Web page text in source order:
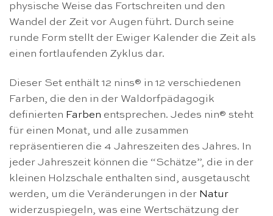
physische Weise das Fortschreiten und den
Wandel der Zeit vor Augen führt. Durch seine
runde Form stellt der Ewiger Kalender die Zeit als
einen fortlaufenden Zyklus dar.
Dieser Set enthält 12 nins® in 12 verschiedenen
Farben, die den in der Waldorfpädagogik
definierten Farben entsprechen. Jedes nin® steht
für einen Monat, und alle zusammen
repräsentieren die 4 Jahreszeiten des Jahres. In
jeder Jahreszeit können die “Schätze”, die in der
kleinen Holzschale enthalten sind, ausgetauscht
werden, um die Veränderungen in der Natur
widerzuspiegeln, was eine Wertschätzung der